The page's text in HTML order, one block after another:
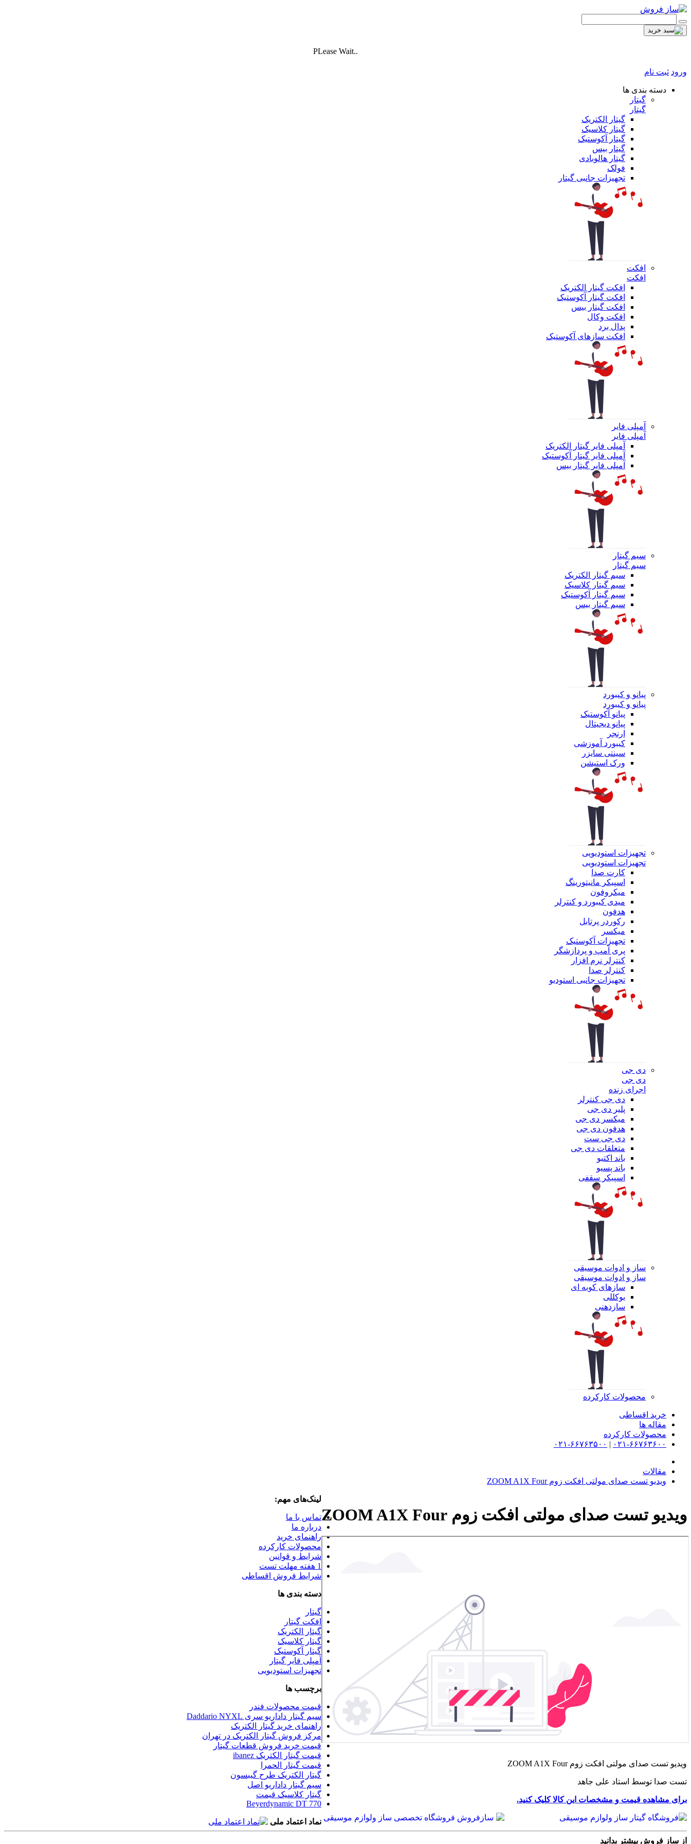
PLease Wait..
ورود ثبت نام
دسته بندی ها
گیتار
گیتار
گیتار الکتریک
گیتار کلاسیک
گیتار آکوستیک
گیتار بیس
گیتار هالوبادی
فولک
تجهیزات جانبی گیتار
افکت
افکت
افکت گیتار الکتریک
افکت گیتار آکوستیک
افکت گیتار بیس
افکت وکال
پدال برد
افکت سازهای آکوستیک
آمپلی فایر
آمپلی فایر
آمپلی فایر گیتار الکتریک
آمپلی فایر گیتار آکوستیک
آمپلی فایر گیتار بیس
سیم گیتار
سیم گیتار
سیم گیتار الکتریک
سیم گیتار کلاسیک
سیم گیتار آکوستیک
سیم گیتار بیس
پیانو و کیبورد
پیانو و کیبورد
پیانو آکوستیک
پیانو دیجیتال
ارنجر
کیبورد آموزشی
سینتی سایزر
ورک استیشن
تجهیزات استودیویی
تجهیزات استودیویی
کارت صدا
اسپیکر مانیتورینگ
میکروفون
میدی کیبورد و کنترلر
هدفون
رکوردر پرتابل
میکسر
تجهیزات آکوستیک
پری آمپ و پردازشگر
کنترلر نرم افزار
کنترلر صدا
تجهیزات جانبی استودیو
دی جی
دی جی
اجرای زنده
دی جی کنترلر
پلیر دی جی
میکسر دی جی
هدفون دی جی
دی جی ست
متعلقات دی جی
باند اکتیو
باند پسیو
اسپیکر سقفی
ساز و ادوات موسیقی
ساز و ادوات موسیقی
سازهای کوبه ای
یوکللی
سازدهنی
محصولات کارکرده
خرید اقساطی
مقاله ها
محصولات کارکرده
۰۲۱-۶۶۷۶۳۶۰۰ | ۰۲۱-۶۶۷۶۳۵۰۰
مقالات
ویدیو تست صدای مولتی افکت زوم ZOOM A1X Four
ویدیو تست صدای مولتی افکت زوم ZOOM A1X Four
ویدیو تست صدای مولتی افکت زوم ZOOM A1X Four
تست صدا توسط استاد علی جاهد
برای مشاهده قیمت و مشخصات این کالا کلیک کنید.
لینک‌های مهم:
تماس با ما
درباره ما
راهنمای خرید
محصولات کارکرده
شرایط و قوانین
1 هفته مهلت تست
شرایط فروش اقساطی
دسته بندی ها
گیتار
افکت گیتار
گیتار الکتریک
گیتار کلاسیک
گیتار آکوستیک
آمپلی فایر گیتار
تجهیزات استودیویی
برچسب ها
قیمت محصولات فندر
سیم گیتار داداریو سری Daddario NYXL
راهنمای خرید گیتار الکتریک
مرکز فروش گیتار الکتریک در تهران
قیمت خرید فروش قطعات گیتار
قیمت گیتار الکتریک ibanez
قیمت گیتار الحمرا
گیتار الکتریک طرح گیبسون
سیم گیتار داداریو اصل
گیتار کلاسیک قیمت
Beyerdynamic DT 770
نماد اعتماد ملی
از ساز فروش بیشتر بدانید